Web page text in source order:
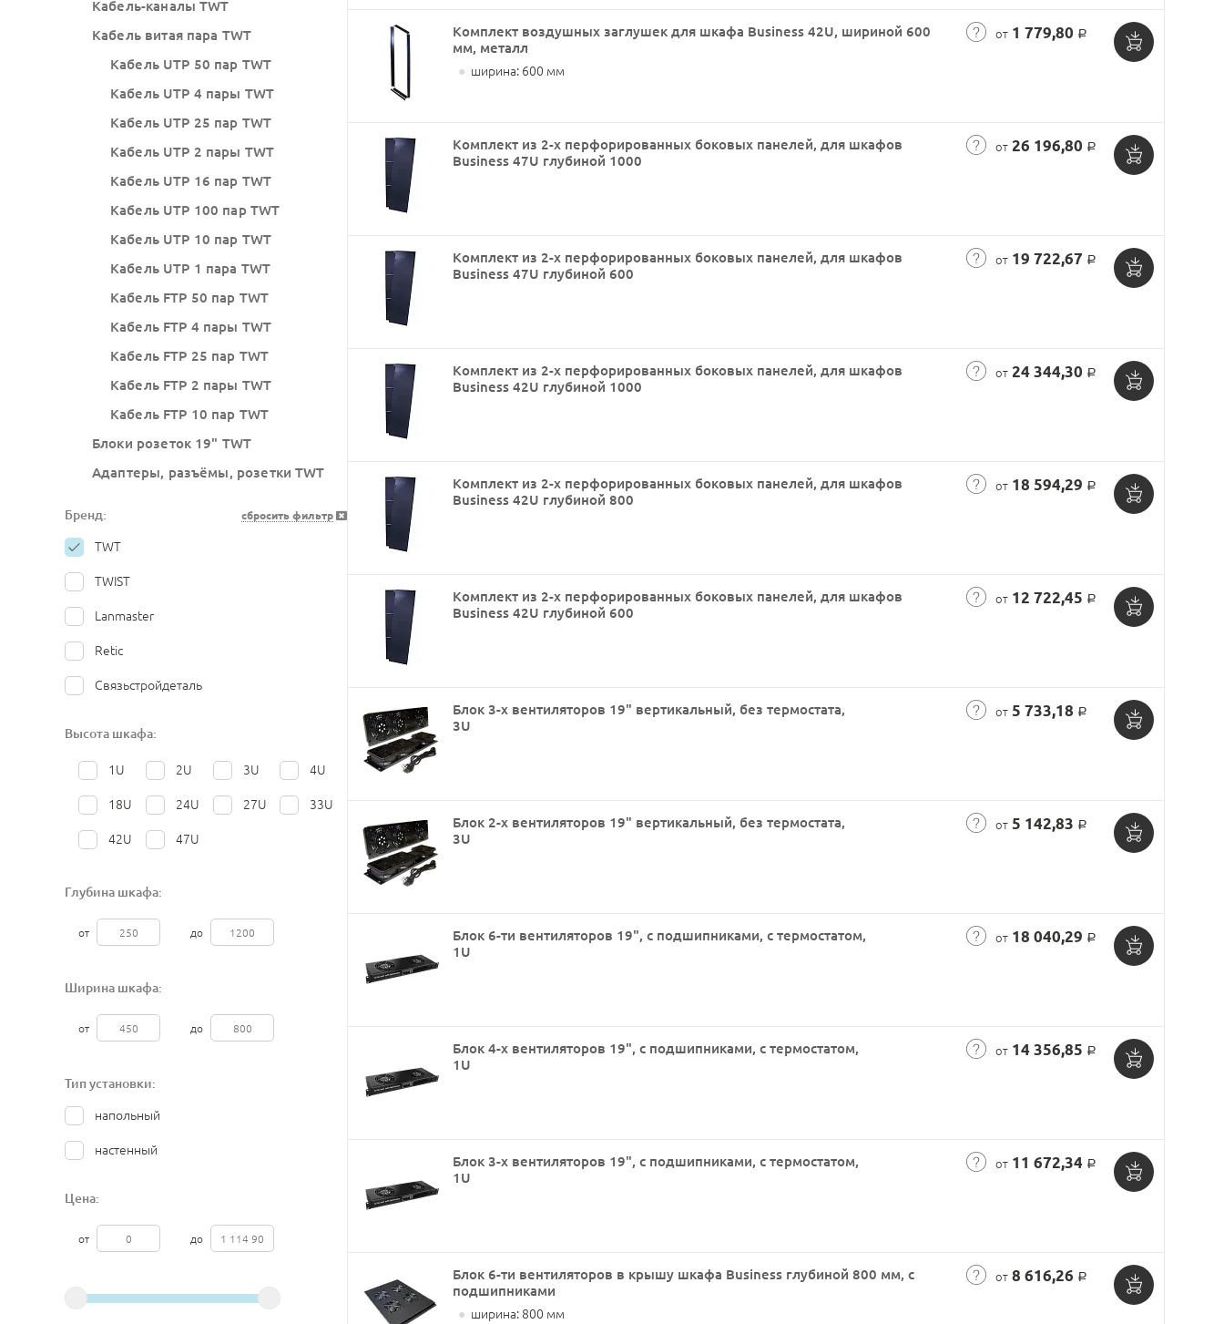
Кабель-каналы TWT
Кабель витая пара TWT
Кабель UTP 50 пар TWT
Кабель UTP 4 пары TWT
Кабель UTP 25 пар TWT
Кабель UTP 2 пары TWT
Кабель UTP 16 пар TWT
Кабель UTP 100 пар TWT
Кабель UTP 10 пар TWT
Кабель UTP 1 пара TWT
Кабель FTP 50 пар TWT
Кабель FTP 4 пары TWT
Кабель FTP 25 пар TWT
Кабель FTP 2 пары TWT
Кабель FTP 10 пар TWT
Блоки розеток 19" TWT
Адаптеры, разъёмы, розетки TWT
Бренд: сбросить фильтр
TWT
TWIST
Lanmaster
Retic
Связьстройдеталь
Высота шкафа:
1U 2U 3U 4U
18U 24U 27U 33U
42U 47U
Глубина шкафа:
от до
Ширина шкафа:
от до
Тип установки:
напольный
настенный
Цена:
от до
Комплект воздушных заглушек для шкафа Business 42U, шириной 600
мм, металл
от 1 779,80 Р
● ширина: 600 мм
Комплект из 2-х перфорированных боковых панелей, для шкафов
Business 47U глубиной 1000
от 26 196,80 Р
Комплект из 2-х перфорированных боковых панелей, для шкафов
Business 47U глубиной 600
от 19 722,67 Р
Комплект из 2-х перфорированных боковых панелей, для шкафов
Business 42U глубиной 1000
от 24 344,30 Р
Комплект из 2-х перфорированных боковых панелей, для шкафов
Business 42U глубиной 800
от 18 594,29 Р
Комплект из 2-х перфорированных боковых панелей, для шкафов
Business 42U глубиной 600
от 12 722,45 Р
Блок 3-х вентиляторов 19" вертикальный, без термостата,
3U
от 5 733,18 Р
Блок 2-х вентиляторов 19" вертикальный, без термостата,
3U
от 5 142,83 Р
Блок 6-ти вентиляторов 19", с подшипниками, с термостатом,
1U
от 18 040,29 Р
Блок 4-х вентиляторов 19", с подшипниками, с термостатом,
1U
от 14 356,85 Р
Блок 3-х вентиляторов 19", с подшипниками, с термостатом,
1U
от 11 672,34 Р
Блок 6-ти вентиляторов в крышу шкафа Business глубиной 800 мм, с
подшипниками
от 8 616,26 Р
● ширина: 800 мм